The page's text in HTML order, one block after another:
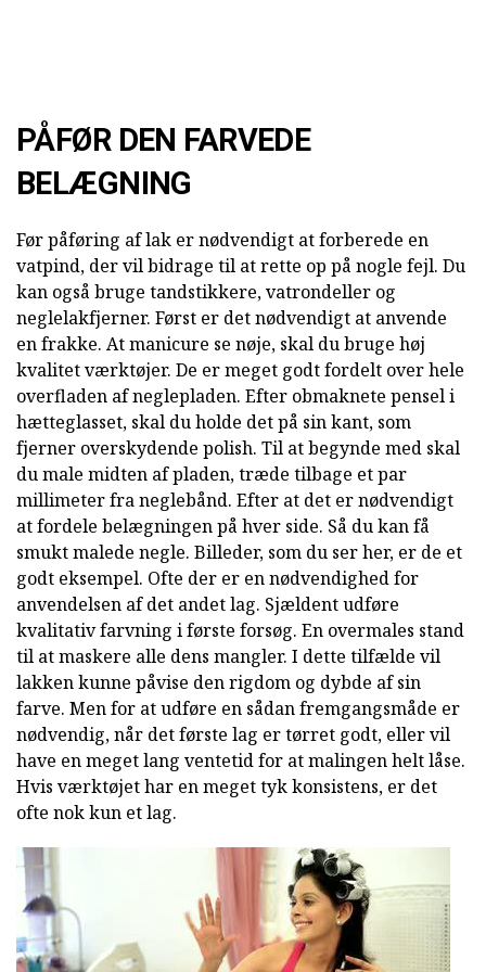
PÅFØR DEN FARVEDE
BELÆGNING
Før påføring af lak er nødvendigt at forberede en
vatpind, der vil bidrage til at rette op på nogle fejl. Du
kan også bruge tandstikkere, vatrondeller og
neglelakfjerner. Først er det nødvendigt at anvende
en frakke. At manicure se nøje, skal du bruge høj
kvalitet værktøjer. De er meget godt fordelt over hele
overfladen af neglepladen. Efter obmaknete pensel i
hætteglasset, skal du holde det på sin kant, som
fjerner overskydende polish. Til at begynde med skal
du male midten af pladen, træde tilbage et par
millimeter fra neglebånd. Efter at det er nødvendigt
at fordele belægningen på hver side. Så du kan få
smukt malede negle. Billeder, som du ser her, er de et
godt eksempel. Ofte der er en nødvendighed for
anvendelsen af det andet lag. Sjældent udføre
kvalitativ farvning i første forsøg. En overmales stand
til at maskere alle dens mangler. I dette tilfælde vil
lakken kunne påvise den rigdom og dybde af sin
farve. Men for at udføre en sådan fremgangsmåde er
nødvendig, når det første lag er tørret godt, eller vil
have en meget lang ventetid for at malingen helt låse.
Hvis værktøjet har en meget tyk konsistens, er det
ofte nok kun et lag.